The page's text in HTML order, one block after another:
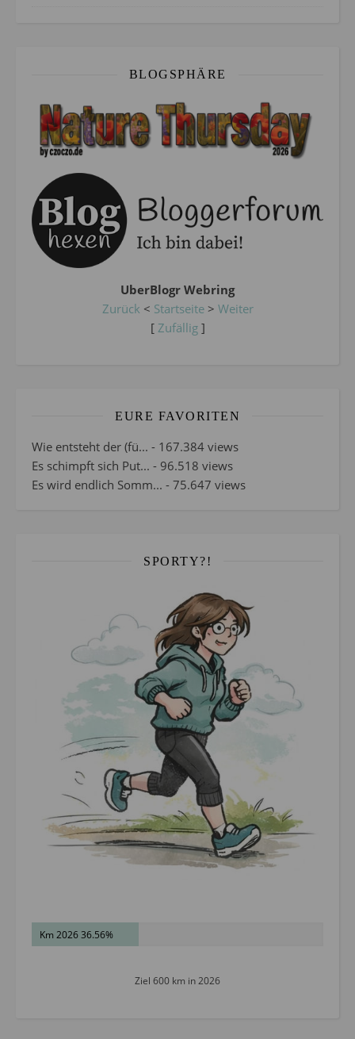
BLOGSPHÄRE
UberBlogr Webring
Zurück < Startseite> Weiter
[ Zufällig]
EURE FAVORITEN
Wie entsteht der (fü... - 167.384 views
Es schimpft sich Put... - 96.518 views
Es wird endlich Somm... - 75.647 views
SPORTY?!
Km 2026 36.56%
Ziel 600 km in 2026